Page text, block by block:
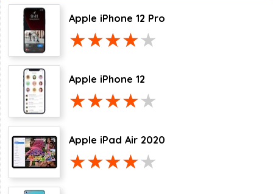
Apple iPhone 12 Pro
Apple iPhone 12
Apple iPad Air 2020